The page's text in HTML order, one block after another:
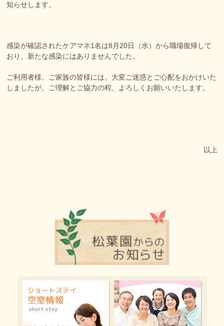
知らせします。
感染が確認されたケアマネ1名は8月20日（水）から職場復帰して
おり、新たな感染にはありませんでした。
ご利用者様、ご家族の皆様には、大変ご迷惑とご心配をおかけいた
しましたが、ご理解とご協力の程、よろしくお願いいたします。
以上